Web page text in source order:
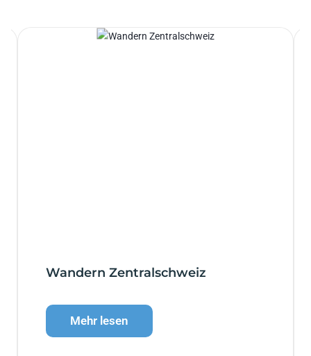
Wandern Zentralschweiz
Mehr lesen